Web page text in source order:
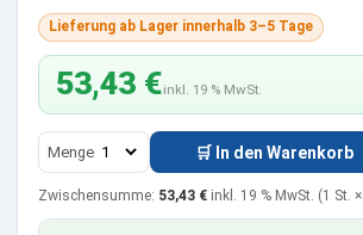
Lieferung ab Lager innerhalb 3–5 Tage
53,43 €inkl. 19 % MwSt.
Menge 🛒 In den Warenkorb
Zwischensumme: 53,43 € inkl. 19 % MwSt. (1 St. ×